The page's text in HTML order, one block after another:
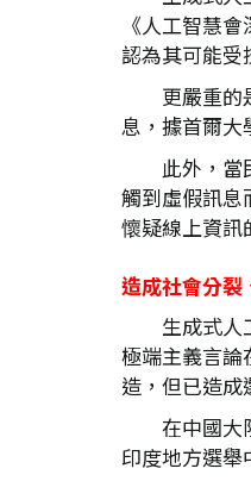
《人工智慧
認為其可能受
更嚴重的
息，據首爾大
此外，
觸到虛假訊息
懷疑線上資訊
造成社會分裂
生成式人
極端主義言論
造，但已造成
在中國大
印度地方選舉